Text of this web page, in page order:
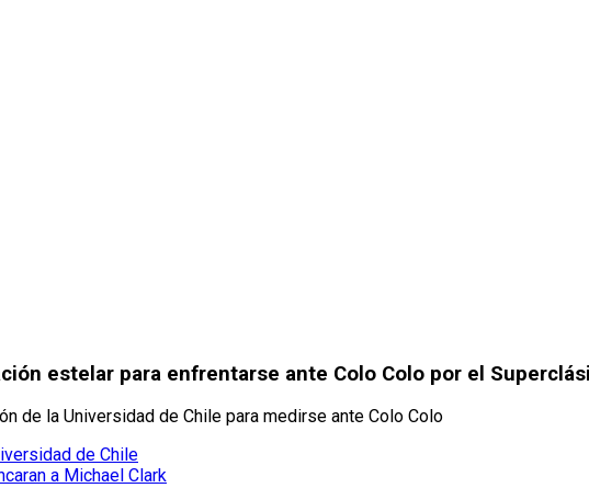
estelar para enfrentarse ante Colo Colo por el
de la Universidad de Chile para medirse ante Colo Colo
de Chile
a Michael Clark